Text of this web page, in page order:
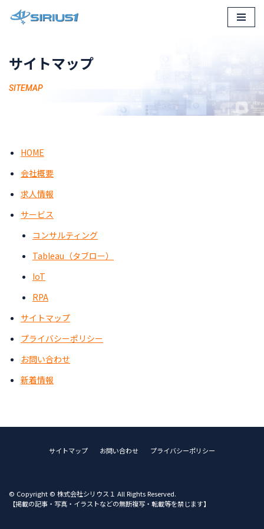
テ
ツ
ッ
サイトマップ
SITEMAP
HOME
会社概要
求人情報
サービス
コンサルティング
Tableau（タブロー）
IoT
RPA
サイトマップ
プライバシーポリシー
お問い合わせ
新着情報
サイトマップ お問い合わせ プライバシーポリシー
© Copyright © 株式会社シリウス１ All Rights Reserved.
【掲載の記事・写真・イラストなどの無断複写・転載等を禁じます】